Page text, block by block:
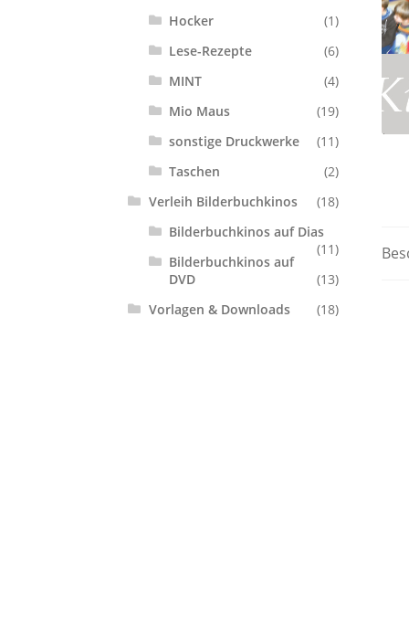
Hocker
(1)
Lese-Rezepte
(6)
MINT
(4)
Mio Maus
(19)
sonstige Druckwerke
(11)
Taschen
(2)
Verleih Bilderbuchkinos
(18)
Bilderbuchkinos auf Dias
(11)
Bilderbuchkinos auf
DVD
(13)
Vorlagen & Downloads
(18)